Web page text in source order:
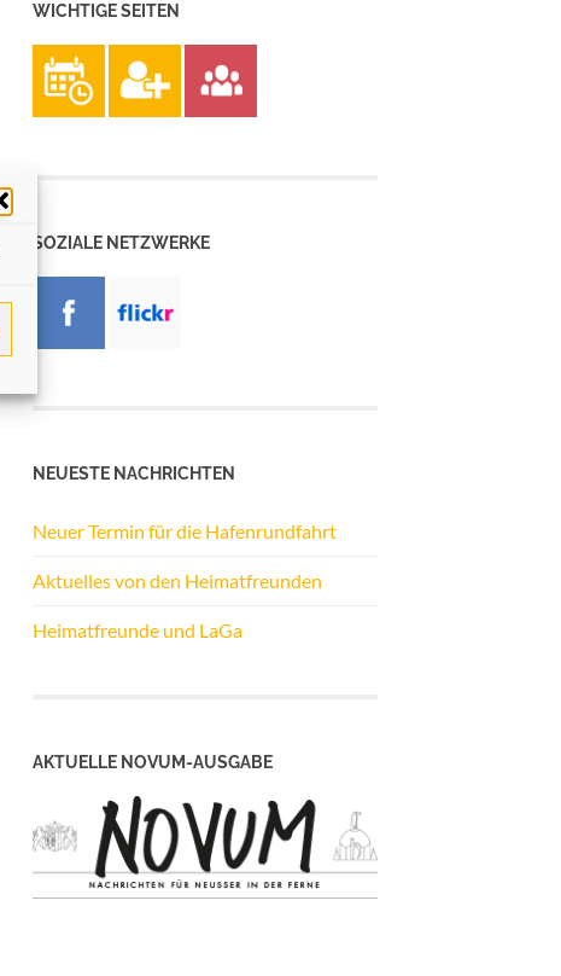
WICHTIGE SEITEN
SOZIALE NETZWERKE
NEUESTE NACHRICHTEN
Neuer Termin für die Hafenrundfahrt
Aktuelles von den Heimatfreunden
Heimatfreunde und LaGa
AKTUELLE NOVUM-AUSGABE